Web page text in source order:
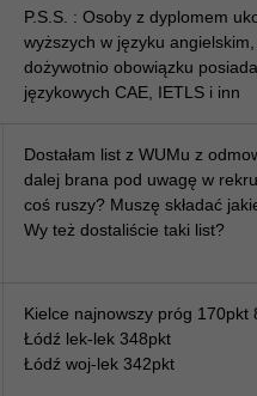
P.S.S. : Osoby z dyplomem
wyższych w języku
dożywotnio obowiązku
językowych CAE, IETLS i inn
Dostałam list z WUMu z
dalej brana pod uwagę w
coś ruszy? Muszę składać
Wy też dostaliście taki list?
Kielce najnowszy próg 170pkt
Łódź lek-lek 348pkt
Łódź woj-lek 342pkt